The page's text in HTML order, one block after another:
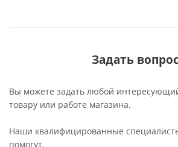
Задать вопрос
Вы можете задать любой
товару или работе магазина.
Наши квалифицированные
помогут.